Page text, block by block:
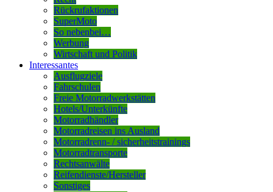
Rückrufaktionen
SuperMoto
So nebenbei…
Werbung
Wirtschaft und Politik
Interessantes
Ausflugziele
Fahrschulen
Freie Motorradwerkstätten
Hotels/Unterkünfte
Motorradhändler
Motorradreisen ins Ausland
Motorradrenn- / sicherheitstrainings
Motorradtransporte
Rechtsanwälte
Reifendienste/Hersteller
Sonstiges